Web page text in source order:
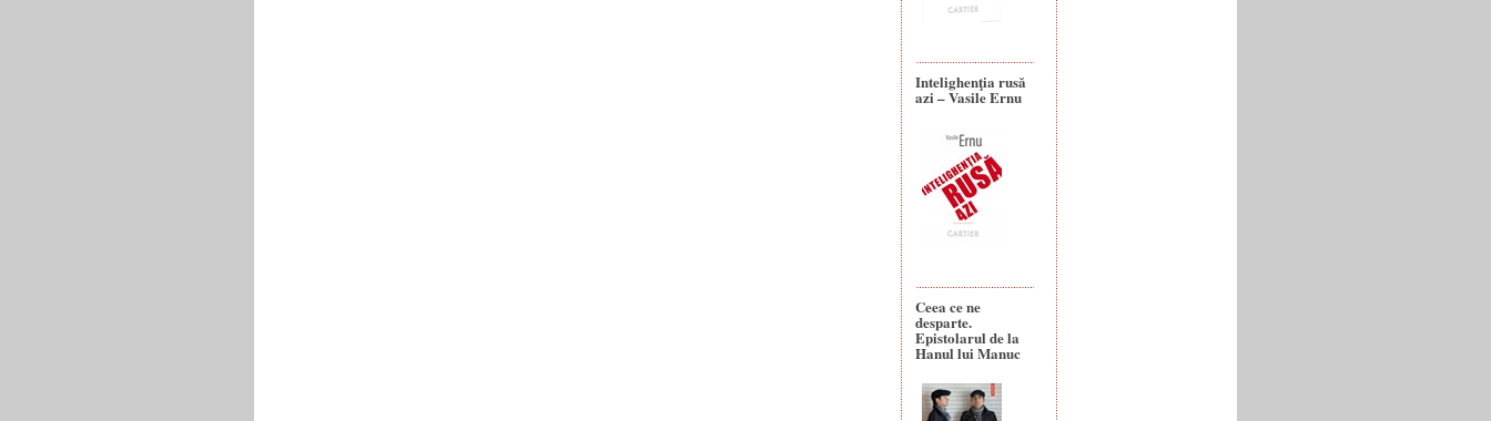
Intelighenţia rusă
azi – Vasile Ernu
Ceea ce ne
desparte.
Epistolarul de la
Hanul lui Manuc